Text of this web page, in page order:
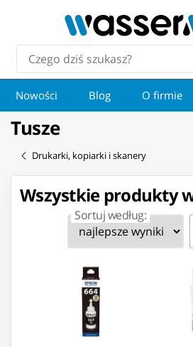
Nowości Blog O firmie
Tusze
Drukarki, kopiarki i skanery
Wszystkie produkty
Sortuj według: